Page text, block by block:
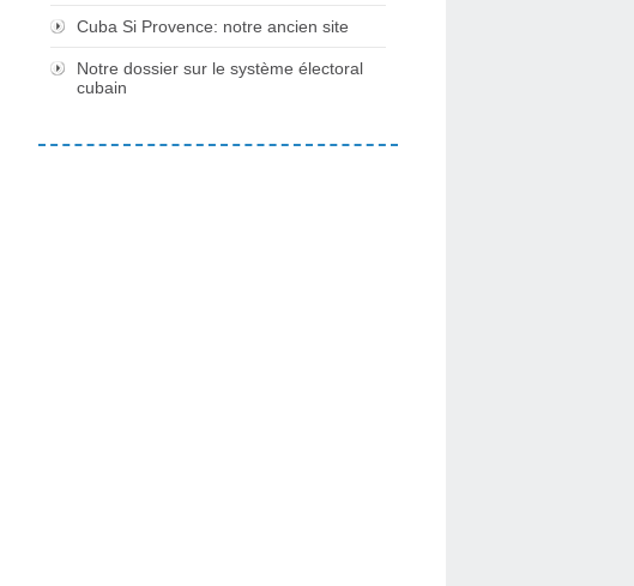
Cuba Si Provence: notre ancien site
Notre dossier sur le système électoral
cubain